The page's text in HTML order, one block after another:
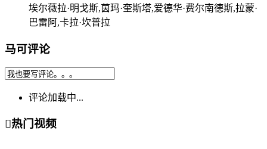
埃尔薇拉·明戈斯,茵玛·奎斯塔,爱德华·费尔南德斯,拉蒙·
巴雷阿,卡拉·坎普拉
马可评论
评论加载中...
热门视频